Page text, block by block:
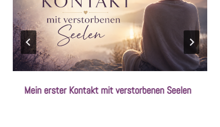
Mein erster Kontakt mit verstorbenen Seelen